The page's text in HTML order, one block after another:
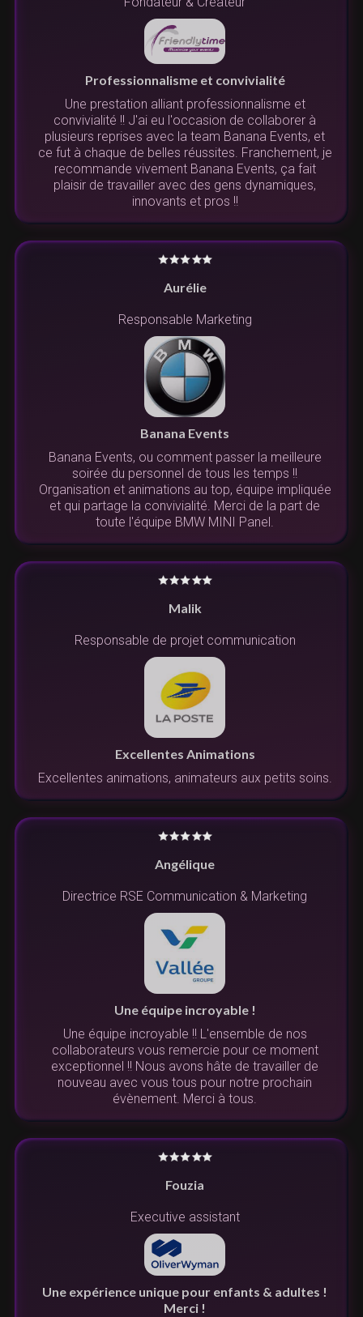
Professionnalisme et convivialité
Une prestation alliant professionnalisme et
convivialité !! J'ai eu l'occasion de collaborer à
plusieurs reprises avec la team Banana Events, et
ce fut à chaque de belles réussites. Franchement, je
recommande vivement Banana Events, ça fait
plaisir de travailler avec des gens dynamiques,
innovants et pros !!
Aurélie
Responsable Marketing
Banana Events
Banana Events, ou comment passer la meilleure
soirée du personnel de tous les temps !!
Organisation et animations au top, équipe impliquée
et qui partage la convivialité. Merci de la part de
toute l'équipe BMW MINI Panel.
Malik
Responsable de projet communication
Excellentes Animations
Excellentes animations, animateurs aux petits soins.
Angélique
Directrice RSE Communication & Marketing
Une équipe incroyable !
Une équipe incroyable !! L'ensemble de nos
collaborateurs vous remercie pour ce moment
exceptionnel !! Nous avons hâte de travailler de
nouveau avec vous tous pour notre prochain
évènement. Merci à tous.
Fouzia
Executive assistant
Une expérience unique pour enfants & adultes !
Merci !